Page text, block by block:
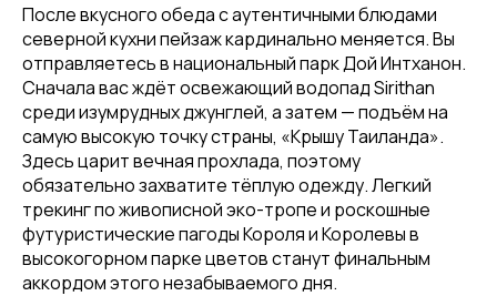
После вкусного обеда с аутентичными блюдами
северной кухни пейзаж кардинально меняется. Вы
отправляетесь в национальный парк Дой Интханон.
Сначала вас ждёт освежающий водопад Sirithan
среди изумрудных джунглей, а затем — подъём на
самую высокую точку страны, «Крышу Таиланда».
Здесь царит вечная прохлада, поэтому
обязательно захватите тёплую одежду. Легкий
трекинг по живописной эко-тропе и роскошные
футуристические пагоды Короля и Королевы в
высокогорном парке цветов станут финальным
аккордом этого незабываемого дня.